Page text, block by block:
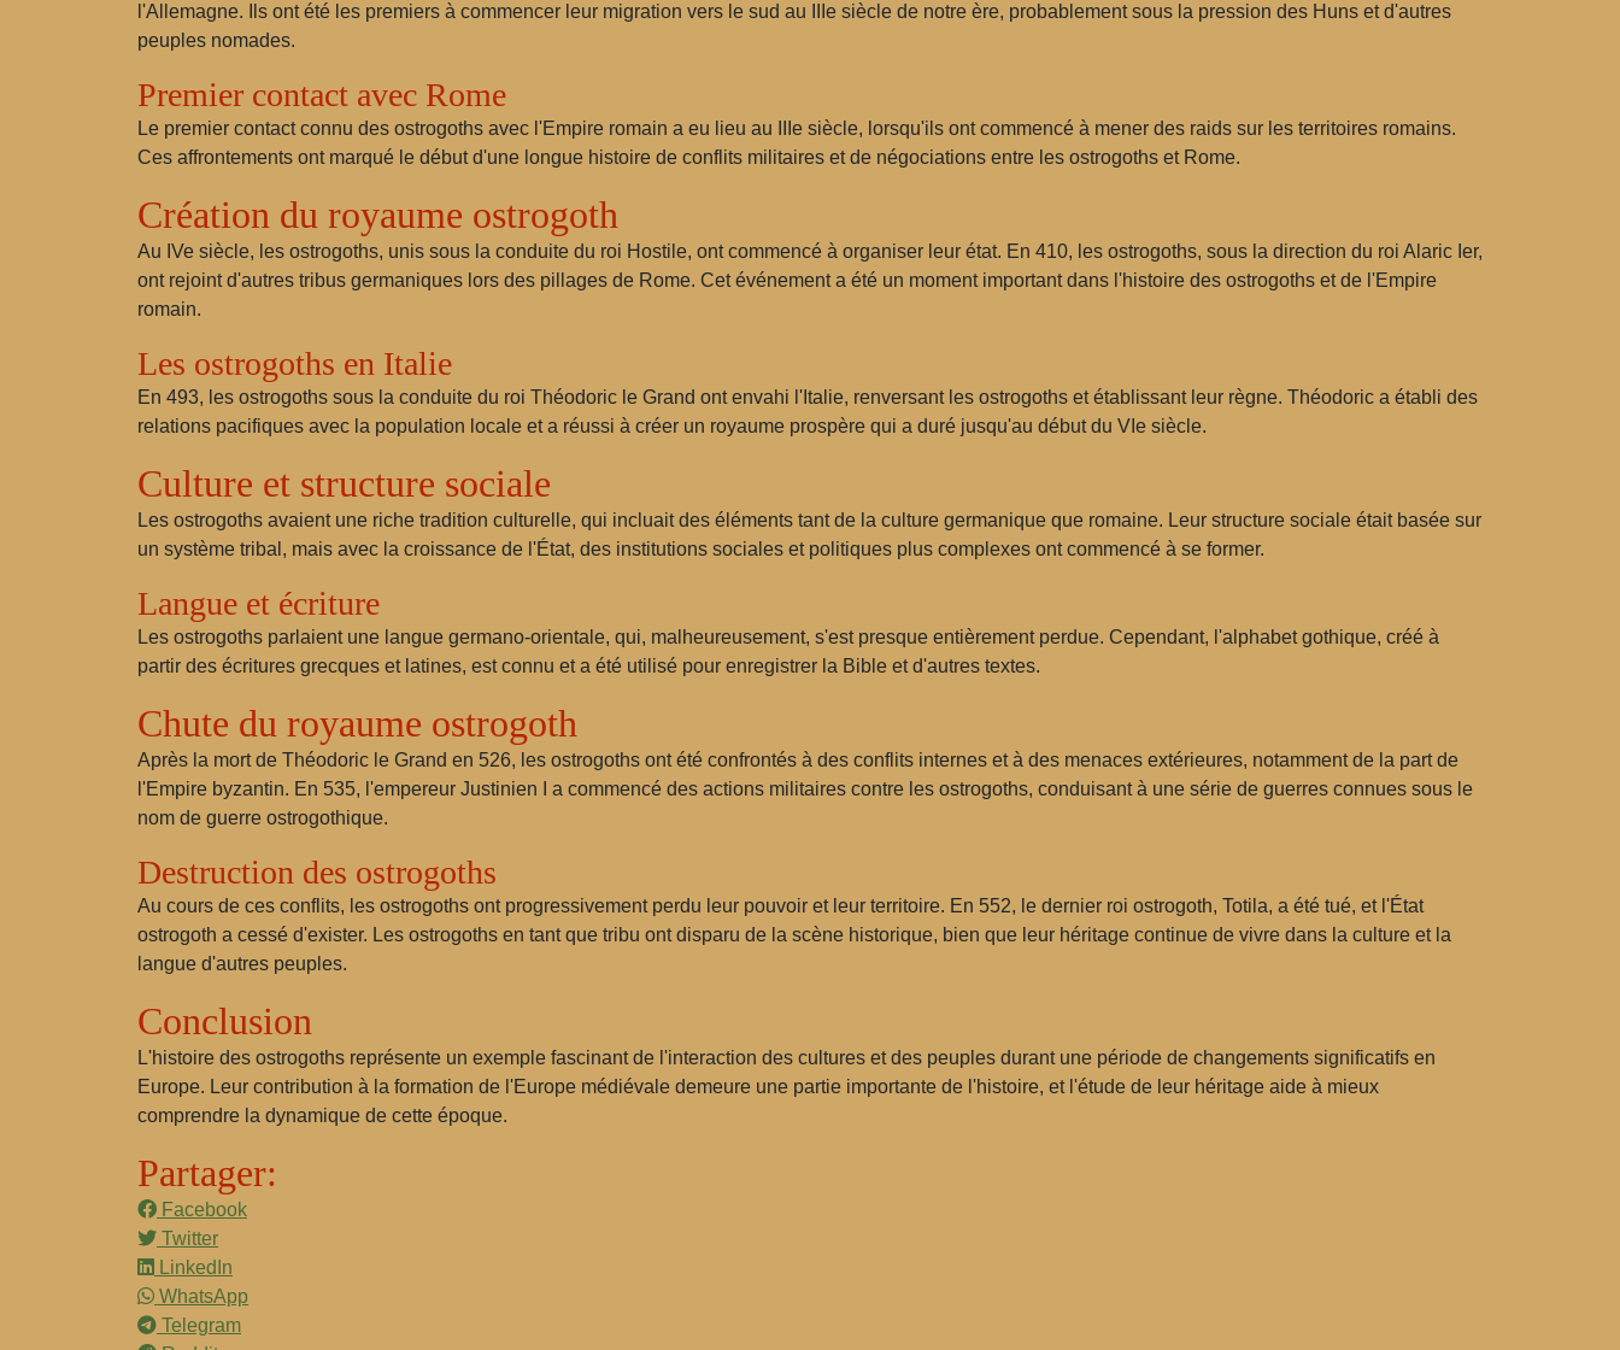
l'Allemagne. Ils ont été les premiers à commencer leur migration vers le sud au IIIe siècle de notre ère, probablement sous la pression des Huns et d'autres
peuples nomades.
Premier contact avec Rome
Le premier contact connu des ostrogoths avec l'Empire romain a eu lieu au IIIe siècle, lorsqu'ils ont commencé à mener des raids sur les territoires romains.
Ces affrontements ont marqué le début d'une longue histoire de conflits militaires et de négociations entre les ostrogoths et Rome.
Création du royaume ostrogoth
Au IVe siècle, les ostrogoths, unis sous la conduite du roi Hostile, ont commencé à organiser leur état. En 410, les ostrogoths, sous la direction du roi Alaric Ier,
ont rejoint d'autres tribus germaniques lors des pillages de Rome. Cet événement a été un moment important dans l'histoire des ostrogoths et de l'Empire
romain.
Les ostrogoths en Italie
En 493, les ostrogoths sous la conduite du roi Théodoric le Grand ont envahi l'Italie, renversant les ostrogoths et établissant leur règne. Théodoric a établi des
relations pacifiques avec la population locale et a réussi à créer un royaume prospère qui a duré jusqu'au début du VIe siècle.
Culture et structure sociale
Les ostrogoths avaient une riche tradition culturelle, qui incluait des éléments tant de la culture germanique que romaine. Leur structure sociale était basée sur
un système tribal, mais avec la croissance de l'État, des institutions sociales et politiques plus complexes ont commencé à se former.
Langue et écriture
Les ostrogoths parlaient une langue germano-orientale, qui, malheureusement, s'est presque entièrement perdue. Cependant, l'alphabet gothique, créé à
partir des écritures grecques et latines, est connu et a été utilisé pour enregistrer la Bible et d'autres textes.
Chute du royaume ostrogoth
Après la mort de Théodoric le Grand en 526, les ostrogoths ont été confrontés à des conflits internes et à des menaces extérieures, notamment de la part de
l'Empire byzantin. En 535, l'empereur Justinien I a commencé des actions militaires contre les ostrogoths, conduisant à une série de guerres connues sous le
nom de guerre ostrogothique.
Destruction des ostrogoths
Au cours de ces conflits, les ostrogoths ont progressivement perdu leur pouvoir et leur territoire. En 552, le dernier roi ostrogoth, Totila, a été tué, et l'État
ostrogoth a cessé d'exister. Les ostrogoths en tant que tribu ont disparu de la scène historique, bien que leur héritage continue de vivre dans la culture et la
langue d'autres peuples.
Conclusion
L'histoire des ostrogoths représente un exemple fascinant de l'interaction des cultures et des peuples durant une période de changements significatifs en
Europe. Leur contribution à la formation de l'Europe médiévale demeure une partie importante de l'histoire, et l'étude de leur héritage aide à mieux
comprendre la dynamique de cette époque.
Partager:
Facebook
Twitter
LinkedIn
WhatsApp
Telegram